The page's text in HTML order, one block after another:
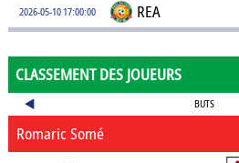
2026-05-10 17:00:00 REA
CLASSEMENT DES JOUEURS
BUTS
Romaric Somé